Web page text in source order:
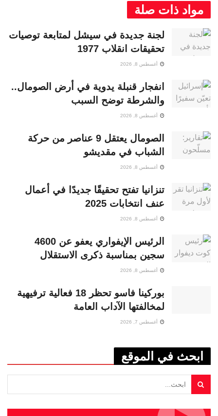
مواد ذات صلة
لجنة جديدة في سيشل لمتابعة توصيات
تحقيقات انقلاب 1977
أغسطس 8, 2026
انفجار قنبلة يدوية في أرض الصومال..
والشرطة توضح السبب
أغسطس 8, 2026
الصومال يعتقل 9 عناصر من حركة
الشباب في مقديشو
أغسطس 8, 2026
تنزانيا تفتح تحقيقًا جديدًا في أعمال
عنف انتخابات 2025
أغسطس 8, 2026
الرئيس الإيفواري يعفو عن 4600
سجين بمناسبة ذكرى الاستقلال
أغسطس 8, 2026
بوركينا فاسو تحظر 18 فعالية ترفيهية
لمخالفتها الآداب العامة
أغسطس 7, 2026
ابحث في الموقع